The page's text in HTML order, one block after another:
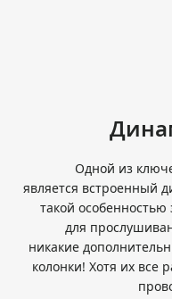
Одной из
является встроенный
такой особенностью
для
никакие
колонки! Хотя их все